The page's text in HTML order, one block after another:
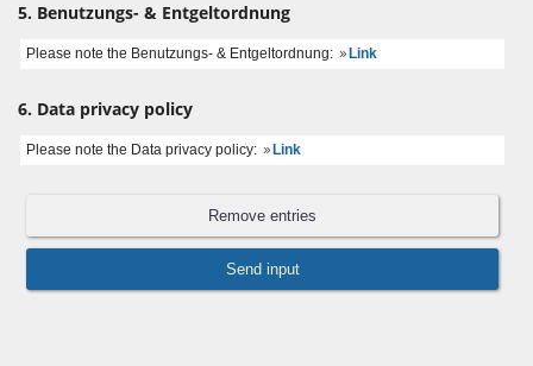
5. Benutzungs- & Entgeltordnung
Please note the Benutzungs- & Entgeltordnung: Link
6. Data privacy policy
Please note the Data privacy policy: Link